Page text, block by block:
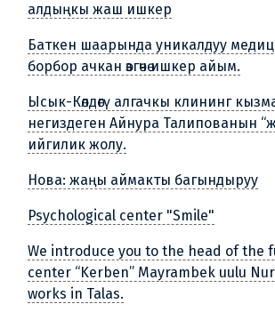
алдыңкы жаш ишкер
Баткен шаарында уникалдуу
борбор ачкан өзгөчө ишкер айым.
Ысык-Көлдөгү алгачкы клининг
негиздеген Айнура Талипованын
ийгилик жолу.
Нова: жаңы аймакты багындыруу
Psychological center "Smile"
We introduce you to the head of the
center “Kerben” Mayrambek uulu
works in Talas.